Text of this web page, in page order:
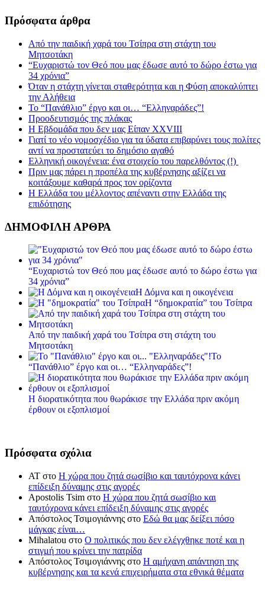
Πρόσφατα άρθρα
Από την παιδική χαρά του Τσίπρα στη στάχτη του
Μητσοτάκη
“Ευχαριστώ τον Θεό που μας έδωσε αυτό το δώρο έστω για
34 χρόνια”
Όταν η στάχτη γίνεται σταθερότητα και η Φύση αποκαλύπτει
την Αλήθεια
Το “Πανάθλιο” έργο και οι… “Ελληναράδες”!
Προοδευτισμός της πλάκας
Η Εβδομάδα που δεν μας Είπαν XXVIII
Γιατί το νέο νομοσχέδιο για τα ύδατα επιβαρύνει τους πολίτες
αντί να προστατεύει το δημόσιο αγαθό
Ελληνική οικογένεια: ένα στοιχείο του παρελθόντος (!)
Πριν μας πάρει η προπέλα της κυβέρνησης αξίζει να
κοιτάξουμε καθαρά προς τον ορίζοντα
Η Ελλάδα του μέλλοντος απέναντι στην Ελλάδα της
επιδότησης
ΔΗΜΟΦΙΛΗ ΑΡΘΡΑ
“Ευχαριστώ τον Θεό που μας έδωσε αυτό το δώρο έστω για
34 χρόνια”
Η Δόμνα και η οικογένεια
Η “δημοκρατία” του Τσίπρα
Από την παιδική χαρά του Τσίπρα στη στάχτη του
Μητσοτάκη
Το
“Πανάθλιο” έργο και οι… “Ελληναράδες”!
Η διορατικότητα που θωράκισε την Ελλάδα πριν ακόμη
έρθουν οι εξοπλισμοί
Πρόσφατα σχόλια
ΑΤ στο Η χώρα που ζητά σωσίβιο και ταυτόχρονα κάνει
επίδειξη δύναμης στις αγορές
Apostolis Tsim στο Η χώρα που ζητά σωσίβιο και
ταυτόχρονα κάνει επίδειξη δύναμης στις αγορές
Απόστολος Τσιμογιάννης στο Εδώ θα μας δείξει πόσο
μάγκας είναι…
Mihalatou στο Ο πολιτικός που δεν ελέγχθηκε ποτέ και η
στιγμή που κρίνει την πατρίδα
Απόστολος Τσιμογιάννης στο Η αμήχανη απάντηση της
κυβέρνησης και τα κενά επιχειρήματα στα εθνικά θέματα